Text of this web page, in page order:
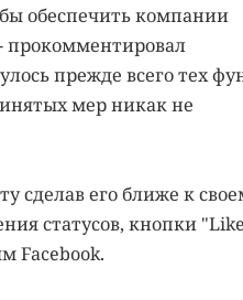
обеспечить компании
прокомментировал
прежде всего тех
мер никак не
сделав его ближе к
статусов, кнопки
Facebook.